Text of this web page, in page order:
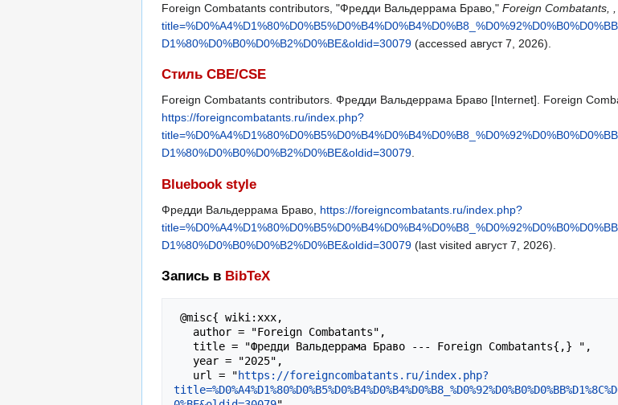
Foreign Combatants contributors, "Фредди Вальдеррама Браво," Foreign Combatants, ,
D1%80%D0%B0%D0%B2%D0%BE&oldid=30079 (accessed август 7, 2026).
Стиль CBE/CSE
Foreign Combatants contributors. Фредди Вальдеррама Браво [Internet]. Foreign
https://foreigncombatants.ru/index.php?
D1%80%D0%B0%D0%B2%D0%BE&oldid=30079
Bluebook style
Фредди Вальдеррама Браво, https://foreigncombatants.ru/index.php?
D1%80%D0%B0%D0%B2%D0%BE&oldid=30079 (last visited август 7, 2026).
Запись в BibTeX
   url = "
https://foreigncombatants.ru/index.php?